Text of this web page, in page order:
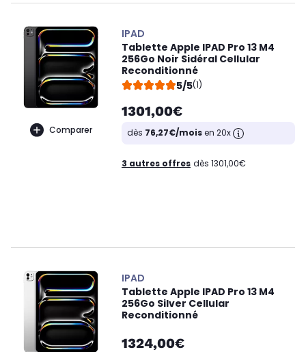
Comparer
IPAD
Tablette Apple IPAD Pro 13 M4
256Go Noir Sidéral Cellular
Reconditionné
5/5(1)
1301,00€
dès 76,27€/moisen 20x
3 autres offres dès 1301,00€
IPAD
Tablette Apple IPAD Pro 13 M4
256Go Silver Cellular
Reconditionné
1324,00€